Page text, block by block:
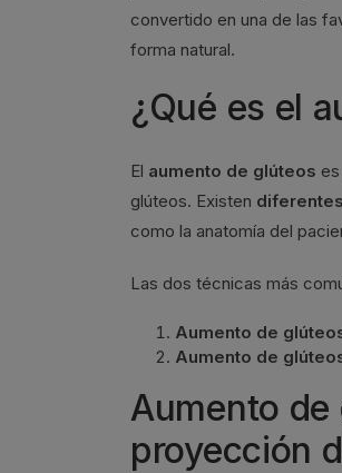
convertido en una de las
forma natural.
¿Qué es el
El aumento de glúteos
glúteos. Existen
como la anatomía del
Las dos técnicas más
Aumento de
Aumento de
Aumento
proyección